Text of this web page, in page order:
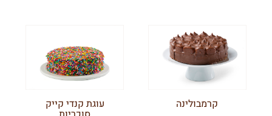
קרמבולינה
עוגת קנדי קייק